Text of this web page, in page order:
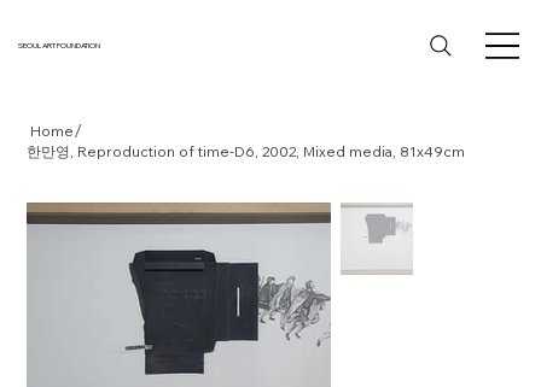
SEOUL ART FOUNDATION
Home/
한만영, Reproduction of time-D6, 2002, Mixed media, 81x49cm